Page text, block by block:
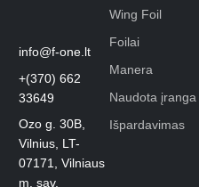
info@f-one.lt
+(370) 662
33649
Ozo g. 30B,
Vilnius, LT-
07171, Vilniaus
m. sav.
Wing Foil
Foilai
Manera
Naudota įranga
Išpardavimas